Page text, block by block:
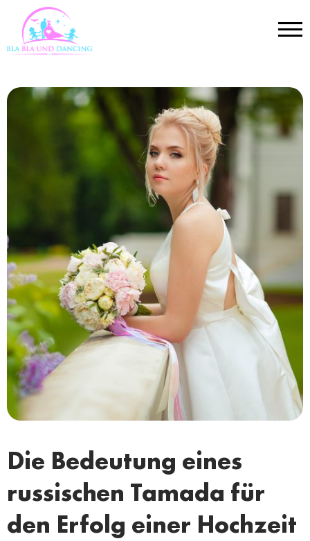
Die Bedeutung eines
russischen Tamada für
den Erfolg einer Hochzeit